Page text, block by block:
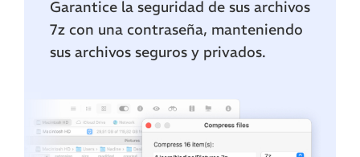
Garantice la seguridad de sus archivos
7z con una contraseña, manteniendo
sus archivos seguros y privados.